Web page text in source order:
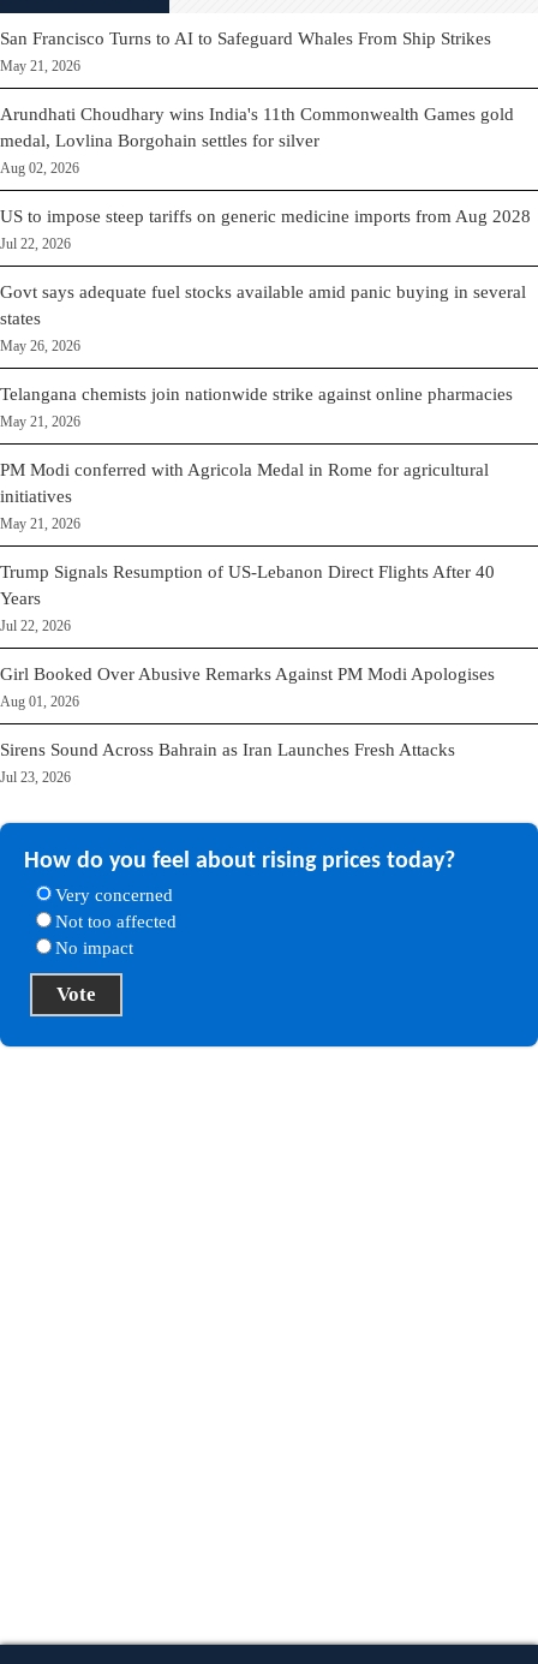
San Francisco Turns to AI to Safeguard Whales From Ship Strikes
May 21, 2026
Arundhati Choudhary wins India's 11th Commonwealth Games gold
medal, Lovlina Borgohain settles for silver
Aug 02, 2026
US to impose steep tariffs on generic medicine imports from Aug 2028
Jul 22, 2026
Govt says adequate fuel stocks available amid panic buying in several
states
May 26, 2026
Telangana chemists join nationwide strike against online pharmacies
May 21, 2026
PM Modi conferred with Agricola Medal in Rome for agricultural
initiatives
May 21, 2026
Trump Signals Resumption of US-Lebanon Direct Flights After 40
Years
Jul 22, 2026
Girl Booked Over Abusive Remarks Against PM Modi Apologises
Aug 01, 2026
Sirens Sound Across Bahrain as Iran Launches Fresh Attacks
Jul 23, 2026
How do you feel about rising prices today?
Very concerned
Not too affected
No impact